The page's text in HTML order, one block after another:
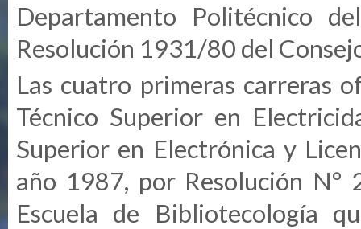
Departamento Politécnico
Resolución 1931/80 del
Las cuatro primeras carreras
Técnico Superior en
Superior en Electrónica y
año 1987, por Resolución
Escuela de Bibliotecología